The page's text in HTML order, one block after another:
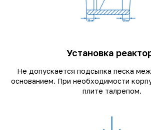
Установка
Не допускается подсыпка песка
основанием. При необходимости
плите талрепом.